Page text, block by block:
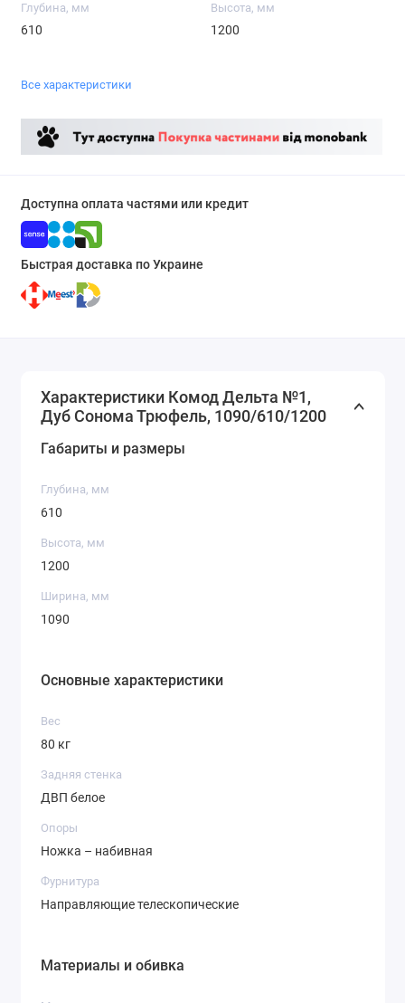
Глубина, мм
610
Высота, мм
1200
Все характеристики
Доступна оплата частями или кредит
Быстрая доставка по Украине
Характеристики Комод Дельта №1,
Дуб Сонома Трюфель, 1090/610/1200
Габариты и размеры
Глубина, мм
610
Высота, мм
1200
Ширина, мм
1090
Основные характеристики
Вес
80 кг
Задняя стенка
ДВП белое
Опоры
Ножка – набивная
Фурнитура
Направляющие телескопические
Материалы и обивка